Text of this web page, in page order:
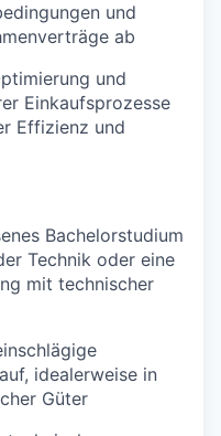
und
ab
und
Einkaufsprozesse
Effizienz und
Bachelorstudium
Technik oder eine
mit technischer
idealerweise in
Güter